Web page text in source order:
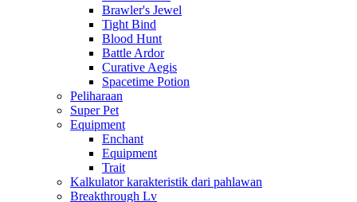
Brawler's Jewel
Tight Bind
Blood Hunt
Battle Ardor
Curative Aegis
Spacetime Potion
Peliharaan
Super Pet
Equipment
Enchant
Equipment
Trait
Kalkulator karakteristik dari pahlawan
Breakthrough Lv